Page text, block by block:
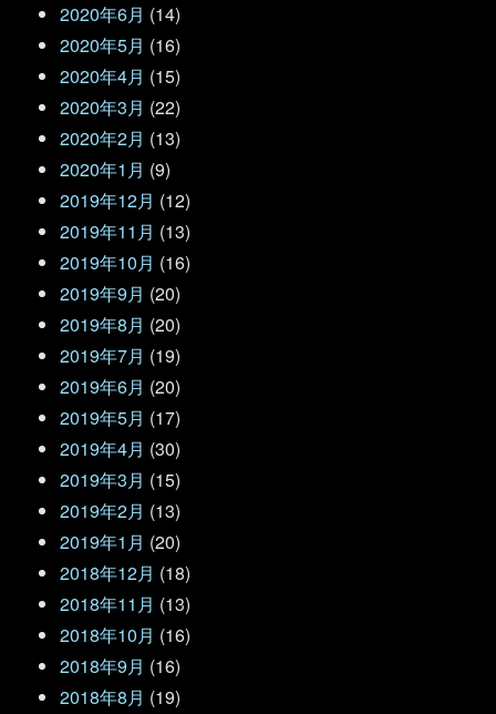
2020年6月 (14)
2020年5月 (16)
2020年4月 (15)
2020年3月 (22)
2020年2月 (13)
2020年1月 (9)
2019年12月 (12)
2019年11月 (13)
2019年10月 (16)
2019年9月 (20)
2019年8月 (20)
2019年7月 (19)
2019年6月 (20)
2019年5月 (17)
2019年4月 (30)
2019年3月 (15)
2019年2月 (13)
2019年1月 (20)
2018年12月 (18)
2018年11月 (13)
2018年10月 (16)
2018年9月 (16)
2018年8月 (19)